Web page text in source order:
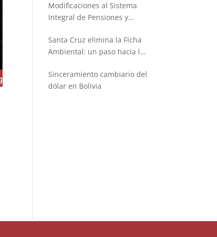
hereditaria
Modificaciones al Sistema
Integral de Pensiones y
Santa Cruz elimina la Ficha
Ambiental: un paso hacia la
Sinceramiento cambiario del
dólar en Bolivia